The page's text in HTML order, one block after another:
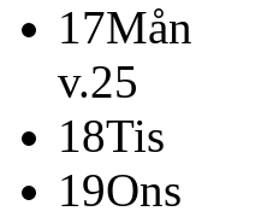
17Mån
v.25
18Tis
19Ons